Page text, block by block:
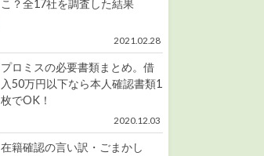
こ？全17社を調査した結果
2021.02.28
プロミスの必要書類まとめ。借
入50万円以下なら本人確認書類1
枚でOK！
2020.12.03
在籍確認の言い訳・ごまかし